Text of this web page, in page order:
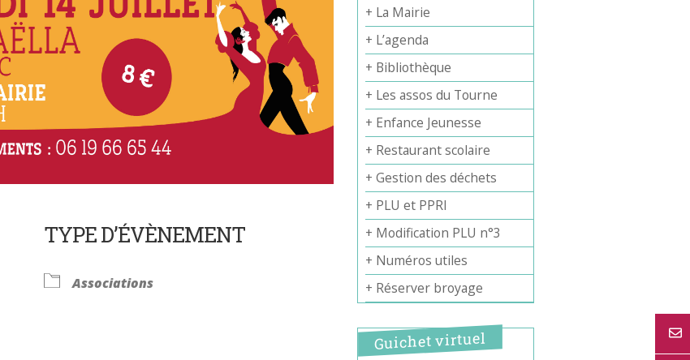
TYPE D’ÉVÈNEMENT
Associations
+ La Mairie
+ L’agenda
+ Bibliothèque
+ Les assos du Tourne
+ Enfance Jeunesse
+ Restaurant scolaire
+ Gestion des déchets
+ PLU et PPRI
+ Modification PLU n°3
+ Numéros utiles
+ Réserver broyage
Guichet virtuel